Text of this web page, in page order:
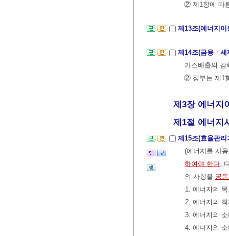
② 제1항에 따
제13조(에너지
제14조(금융ㆍ
가스배출의
② 정부는 제1
제3장 에너지이
제1절 에너지사
제15조(효율관
(에너지를 사
하여야 한다.
의 사항을 공
1. 에너지의
2. 에너지의
3. 에너지의
4. 에너지의